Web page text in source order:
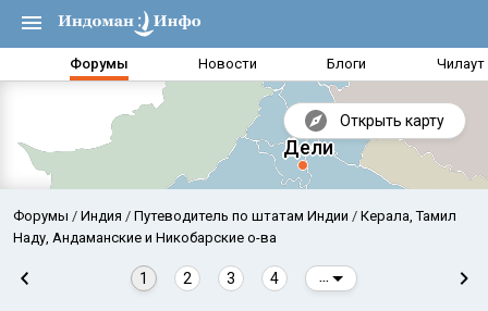
Форумы Новости Блоги Чилаут
Открыть карту
Форумы Индия Путеводитель по штатам Индии
Керала, Тамил
Наду, Андаманские и Никобарские о-ва
1 2 3 4